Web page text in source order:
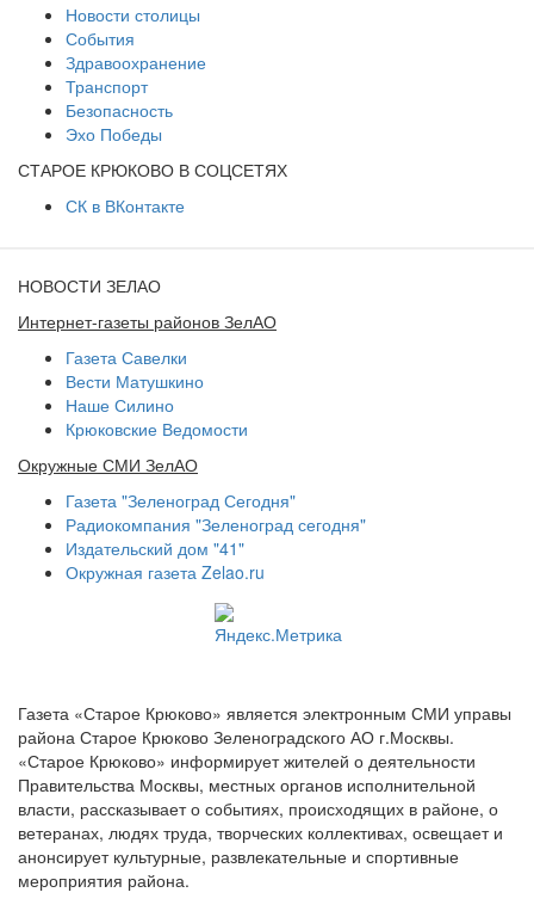
Новости столицы
События
Здравоохранение
Транспорт
Безопасность
Эхо Победы
СТАРОЕ КРЮКОВО В СОЦСЕТЯХ
СК в ВКонтакте
НОВОСТИ ЗЕЛАО
Интернет-газеты районов ЗелАО
Газета Савелки
Вести Матушкино
Наше Силино
Крюковские Ведомости
Окружные СМИ ЗелАО
Газета "Зеленоград Сегодня"
Радиокомпания "Зеленоград сегодня"
Издательский дом "41"
Окружная газета Zelao.ru
Газета «Старое Крюково» является электронным СМИ управы
района Старое Крюково Зеленоградского АО г.Москвы.
«Старое Крюково» информирует жителей о деятельности
Правительства Москвы, местных органов исполнительной
власти, рассказывает о событиях, происходящих в районе, о
ветеранах, людях труда, творческих коллективах, освещает и
анонсирует культурные, развлекательные и спортивные
мероприятия района.